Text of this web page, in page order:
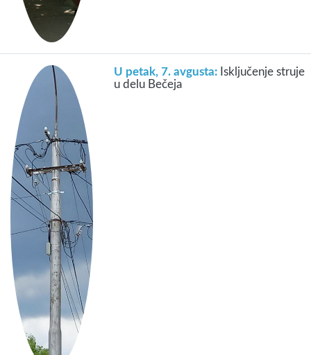
U petak, 7. avgusta: Isključenje struje
u delu Bečeja